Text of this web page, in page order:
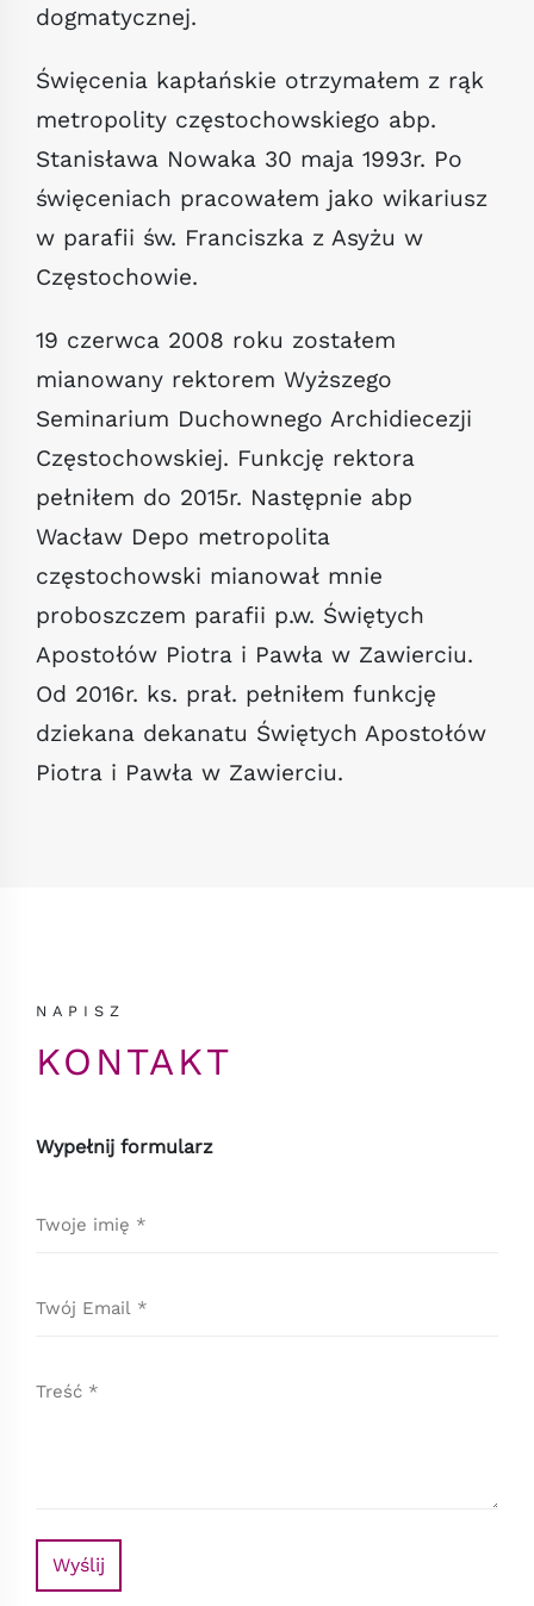
dogmatycznej.
Święcenia kapłańskie otrzymałem z rąk
metropolity częstochowskiego abp.
Stanisława Nowaka 30 maja 1993r. Po
święceniach pracowałem jako wikariusz
w parafii św. Franciszka z Asyżu w
Częstochowie.
19 czerwca 2008 roku zostałem
mianowany rektorem Wyższego
Seminarium Duchownego Archidiecezji
Częstochowskiej. Funkcję rektora
pełniłem do 2015r. Następnie abp
Wacław Depo metropolita
częstochowski mianował mnie
proboszczem parafii p.w. Świętych
Apostołów Piotra i Pawła w Zawierciu.
Od 2016r. ks. prał. pełniłem funkcję
dziekana dekanatu Świętych Apostołów
Piotra i Pawła w Zawierciu.
NAPISZ
KONTAKT
Wypełnij formularz
Wyślij